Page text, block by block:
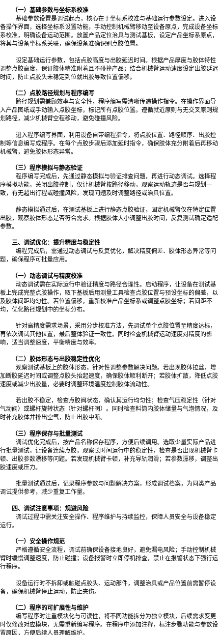
（一）基础参数与坐标系校准
基础参数设置是调试起点，核心在于坐标系校准与基础运行参数设定。进入设
备操作界面，选择坐标系设置功能，手动控制机械臂移动至设备原点，完成设备坐标
系校准，明确设备运动范围。放置产品定位治具与测试基板，设定产品坐标系原点，
将其与设备坐标系关联，确保设备准确识别点胶位置。
设定基础运行参数，包括点胶高度与出胶延迟时间。根据产品厚度与胶体特性
调整点胶高度，保证胶体精准附着且不碰撞产品；结合机械臂运动速度设定出胶延迟
时间，防止点胶头未稳定到位就出胶导致位置偏移。
（二）点胶路径规划与程序编写
路径规划需兼顾效率与安全性，程序编写需清晰传递操作指令。在操作界面导
入产品图纸或手动输入点胶坐标，标记所有点胶位置。遵循就近原则与无交叉原则规
划路径，减少机械臂空程移动，避免碰撞风险。
进入程序编写界面，利用设备自带编程指令，将点胶位置、路径顺序、出胶控
制等信息编写成程序。在每个点胶步骤后添加延时指令，确保胶体充分附着后再移动
机械臂，避免胶体形态异常。
（三）程序模拟与静态验证
程序编写完成后，先通过静态模拟与验证排查问题，再进行动态调试。选择程
序模拟功能，关闭出胶控制，仅让机械臂按路径移动，观察运动轨迹是否与规划一
致，有无超出行程或碰撞风险，发现问题及时调整路径或治具位置。
静态模拟通过后，在测试基板上进行静态点胶验证，固定机械臂仅在特定位置
出胶，观察胶体形态是否符合需求。根据胶体大小调整出胶时间，反复测试确定适配
参数。
三、调试优化：提升精度与稳定性
编程完成后，需通过动态调试与反复优化，解决精度偏差、胶体形态异常等问
题，确保程序可批量应用。
（一）动态调试与精度校准
动态调试需在实际运行中验证精度与路径合理性。启动程序，让设备在测试基
板上完成完整点胶操作，取下基板后用测量工具检查点胶位置与预设坐标的偏差，以
及胶体间距均匀性。若位置偏移，重新校准产品坐标系或调整点胶坐标；若间距不
均，优化路径规划中的坐标分布。
针对高精度需求场景，采用分步校准方法，先调试单个点胶位置至精度达标，
再依次调试其他位置，最后整体验证一致性。同时检查机械臂运动速度对精度的影
响，适当调整速度，平衡精度与效率。
（二）胶体形态与出胶稳定性优化
观察测试基板上的胶体形态，针对性调整参数解决问题。若出现胶体拉丝，增
加断胶延迟时间或调整点胶头抬起速度，确保胶体顺利断开；若胶体扩散，降低点胶
速度或减少出胶量，必要时调整环境温度控制胶体流动性。
若出胶不稳定，检查点胶阀状态，确认其运行均匀性；检查气压稳定性（针对
气动阀）或螺杆旋转状态（针对螺杆阀）。同时检查料筒内胶体储量与气泡情况，及
时补充胶体并排出空气，防止出胶中断。
（三）程序保存与批量测试
调试优化完成后，按产品名称保存程序，方便后续调用。选取少量实际产品进
行批量测试，让设备连续点胶，观察长时间运行中的稳定性，检查是否出现机械臂卡
顿、出胶参数漂移等问题。若发现机械臂卡顿，补充导轨润滑；若参数漂移，调整出
胶速度或压力。
批量测试通过后，记录程序参数与问题解决方案，形成调试档案，为同类产品
调试提供参考，减少重复工作量。
四、调试注意事项：规避风险
调试过程中需关注安全操作、程序维护与持续监控，保障人员安全与设备稳定
运行。
（一）安全操作规范
严格遵循安全流程，调试前确保设备接地良好，避免漏电风险；手动控制机械
臂时缓慢调整速度，防止碰撞；设备报警时立即停机排查，禁止在报警状态下强行运
行程序。
设备运行时不拆卸或触碰点胶头、运动部件，调整治具或产品位置前需暂停设
备，确保机械臂停止运动，防止夹伤。
（二）程序的可扩展性与维护
编写程序时注重模块化与可读性，将不同功能拆分为独立模块，后续需求变更
时仅修改对应模块，无需重新编写程序。在程序中添加注释，标注步骤功能与参数设
置原因，方便后续人员理解维护。